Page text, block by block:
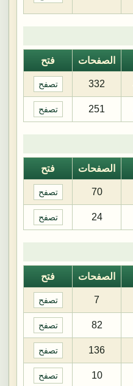
الصفحات فتح
332 تصفح
251 تصفح
الصفحات فتح
70 تصفح
24 تصفح
الصفحات فتح
7 تصفح
82 تصفح
136 تصفح
10 تصفح